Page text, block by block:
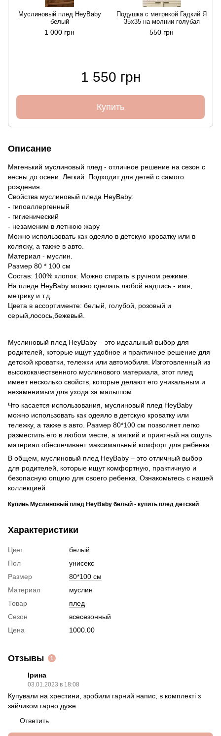
Муслиновый плед HeyBaby
белый
1 000 грн
Подушка с метрикой Гадкий Я
35х35 на молнии голубая
550 грн
1 550 грн
Купить
Описание
Мягенький муслиновый плед - отличное решение на сезон с
весны до осени. Легкий. Подходит для детей с самого
рождения.
Свойства муслиновый пледа HeyBaby:
- гипоаллергенный
- гигиенический
- незаменим в летнюю жару
Можно использовать как одеяло в детскую кроватку или в
коляску, а также в авто.
Материал - муслин.
Размер 80 * 100 см
Состав: 100% хлопок. Можно стирать в ручном режиме.
На пледе HeyBaby можно сделать любой надпись - имя,
метрику и т.д.
Цвета в ассортименте: белый, голубой, розовый и
серый,лосось,бежевый.
Муслиновый плед HeyBaby – это идеальный выбор для
родителей, которые ищут удобное и практичное решение для
детской кроватки, тележки или автомобиля. Изготовленный из
высококачественного муслинового материала, этот плед
имеет несколько свойств, которые делают его уникальным и
незаменимым для ухода за малышом.
Что касается использования, муслиновый плед HeyBaby
можно использовать как одеяло в детскую кроватку или
тележку, а также в авто. Размер 80*100 см позволяет легко
разместить его в любом месте, а мягкий и приятный на ощупь
материал обеспечивает максимальный комфорт для ребенка.
В общем, муслиновый плед HeyBaby – это отличный выбор
для родителей, которые ищут комфортную, практичную и
безопасную опцию для своего ребенка. Ознакомьтесь с нашей
коллекцией
Купииь Муслиновый плед HeyBaby белый - купить плед детский
Характеристики
Цвет
белый
Пол
унисекс
Размер
80*100 см
Материал
муслин
Товар
плед
Сезон
всесезонный
Цена
1000.00
Отзывы 1
Ірина
03.01.2023 в 18:08
Купували на хрестини, зробили гарний напис, в комплекті з
зайчиком гарно дуже
Ответить